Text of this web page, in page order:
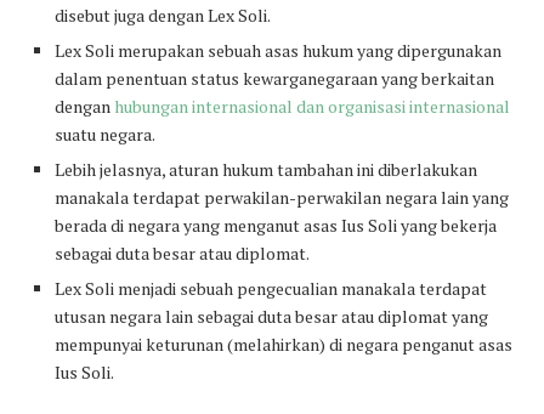
disebut juga dengan Lex Soli.
Lex Soli merupakan sebuah asas hukum yang dipergunakan
dalam penentuan status kewarganegaraan yang berkaitan
dengan hubungan internasional dan organisasi internasional
suatu negara.
Lebih jelasnya, aturan hukum tambahan ini diberlakukan
manakala terdapat perwakilan-perwakilan negara lain yang
berada di negara yang menganut asas Ius Soli yang bekerja
sebagai duta besar atau diplomat.
Lex Soli menjadi sebuah pengecualian manakala terdapat
utusan negara lain sebagai duta besar atau diplomat yang
mempunyai keturunan (melahirkan) di negara penganut asas
Ius Soli.